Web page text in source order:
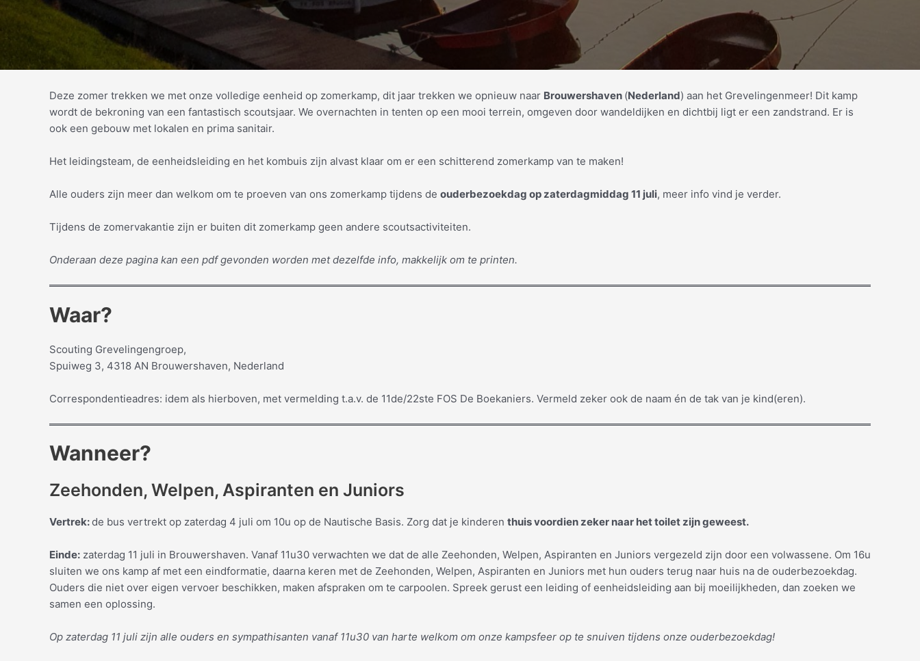
Deze zomer trekken we met onze volledige eenheid op zomerkamp, dit jaar trekken we opnieuw naar Brouwershaven (Nederland) aan het Grevelingenmeer! Dit kamp
wordt de bekroning van een fantastisch scoutsjaar. We overnachten in tenten op een mooi terrein, omgeven door wandeldijken en dichtbij ligt er een zandstrand. Er is
ook een gebouw met lokalen en prima sanitair.
Het leidingsteam, de eenheidsleiding en het kombuis zijn alvast klaar om er een schitterend zomerkamp van te maken!
Alle ouders zijn meer dan welkom om te proeven van ons zomerkamp tijdens de ouderbezoekdag op zaterdagmiddag 11 juli, meer info vind je verder.
Tijdens de zomervakantie zijn er buiten dit zomerkamp geen andere scoutsactiviteiten.
Onderaan deze pagina kan een pdf gevonden worden met dezelfde info, makkelijk om te printen.
Waar?
Scouting Grevelingengroep,
Spuiweg 3, 4318 AN Brouwershaven, Nederland
Correspondentieadres: idem als hierboven, met vermelding t.a.v. de 11de/22ste FOS De Boekaniers. Vermeld zeker ook de naam én de tak van je kind(eren).
Wanneer?
Zeehonden, Welpen, Aspiranten en Juniors
Vertrek:de bus vertrekt op zaterdag 4 juli om 10u op de Nautische Basis. Zorg dat je kinderen thuis voordien zeker naar het toilet zijn geweest.
Einde: zaterdag 11 juli in Brouwershaven. Vanaf 11u30 verwachten we dat de alle Zeehonden, Welpen, Aspiranten en Juniors vergezeld zijn door een volwassene. Om 16u
sluiten we ons kamp af met een eindformatie, daarna keren met de Zeehonden, Welpen, Aspiranten en Juniors met hun ouders terug naar huis na de ouderbezoekdag.
Ouders die niet over eigen vervoer beschikken, maken afspraken om te carpoolen. Spreek gerust een leiding of eenheidsleiding aan bij moeilijkheden, dan zoeken we
samen een oplossing.
Op zaterdag 11 juli zijn alle ouders en sympathisanten vanaf 11u30 van harte welkom om onze kampsfeer op te snuiven tijdens onze ouderbezoekdag!